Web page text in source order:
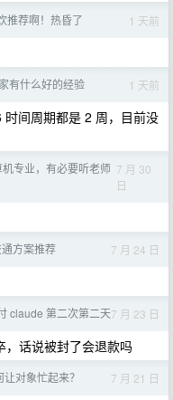
推荐啊！热昏了 1 天前
有什么好的经验 1 天前
间周期都是 2 周，目前没
专业，有必要听老师 7 月 30
日
方案推荐 7 月 24 日
claude 第二次第二天7 月 23 日
，话说被封了会退款吗
让对象忙起来？ 7 月 21 日